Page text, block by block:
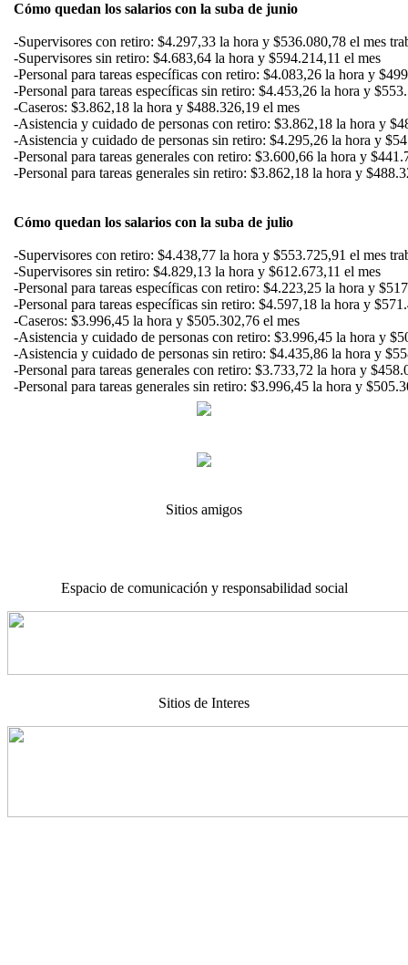
Cómo quedan los salarios con la suba de junio
-Supervisores con retiro: $4.297,33 la hora y $536.080,78 el mes
-Supervisores sin retiro: $4.683,64 la hora y $594.214,11 el mes
-Personal para tareas específicas con retiro: $4.083,26 la hora y
-Personal para tareas específicas sin retiro: $4.453,26 la hora y
-Caseros: $3.862,18 la hora y $488.326,19 el mes
-Asistencia y cuidado de personas con retiro: $3.862,18 la hora y
-Asistencia y cuidado de personas sin retiro: $4.295,26 la hora y
-Personal para tareas generales con retiro: $3.600,66 la hora y
-Personal para tareas generales sin retiro: $3.862,18 la hora y
Cómo quedan los salarios con la suba de julio
-Supervisores con retiro: $4.438,77 la hora y $553.725,91 el mes
-Supervisores sin retiro: $4.829,13 la hora y $612.673,11 el mes
-Personal para tareas específicas con retiro: $4.223,25 la hora y
-Personal para tareas específicas sin retiro: $4.597,18 la hora y
-Caseros: $3.996,45 la hora y $505.302,76 el mes
-Asistencia y cuidado de personas con retiro: $3.996,45 la hora y
-Asistencia y cuidado de personas sin retiro: $4.435,86 la hora y
-Personal para tareas generales con retiro: $3.733,72 la hora y
-Personal para tareas generales sin retiro: $3.996,45 la hora y
Sitios amigos
Espacio de comunicación y responsabilidad social
Sitios de Interes